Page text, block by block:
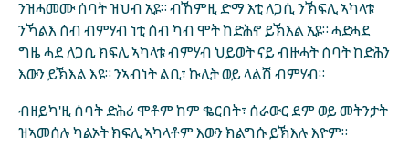
ንዝሓመሙ ሰባት ዝህብ ኢዩ። ብኸምዚ ድማ እቲ ለጋሲ ንኽፍሊ ኣካላቱ
ንኻልእ ሰብ ብምሃብ ነቲ ሰብ ካብ ሞት ከድሕኖ ይኽእል ኢዩ። ሓድሓደ
ግዜ ሓደ ለጋሲ ክፍሊ ኣካላቱ ብምሃብ ህይወት ናይ ብዙሓት ሰባት ከድሕን
እውን ይኽእል እዩ። ንኣብነት ልቢ፣ ኩሊት ወይ ላልሽ ብምሃብ።
ብዘይካ'ዚ ሰባት ድሕሪ ሞቶም ከም ቈርበት፣ ሰራውር ደም ወይ መትንታት
ዝኣመሰሉ ካልኦት ክፍሊ ኣካላቶም እውን ክልግሱ ይኽእሉ እዮም።